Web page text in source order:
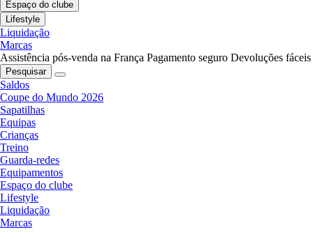
Espaço do clube
Lifestyle
Liquidação
Marcas
Assistência pós-venda na França Pagamento seguro Devoluções fáceis
Pesquisar
Saldos
Coupe do Mundo 2026
Sapatilhas
Equipas
Crianças
Treino
Guarda-redes
Equipamentos
Espaço do clube
Lifestyle
Liquidação
Marcas